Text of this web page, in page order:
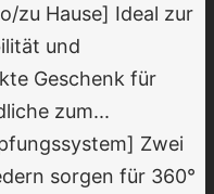
zu Hause] Ideal zur
und
Geschenk für
zum...
Zwei
sorgen für 360°